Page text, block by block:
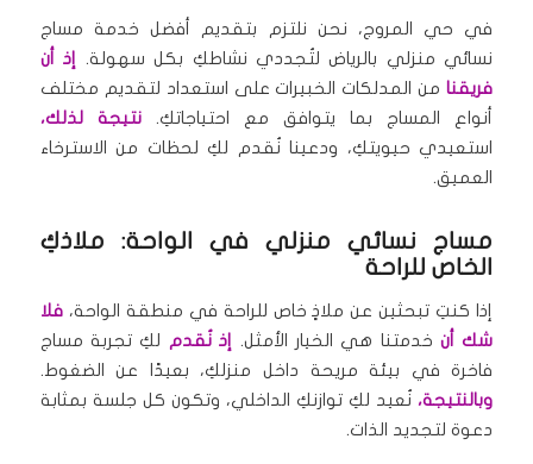
في حي المروج، نحن نلتزم بتقديم أفضل خدمة مساج
نسائي منزلي بالرياض لتُجددي نشاطكِ بكل سهولة.
إذ أن
فريقنامن المدلكات الخبيرات على استعداد لتقديم مختلف
أنواع المساج بما يتوافق مع احتياجاتكِ.نتيجة لذلك،
استعيدي حيويتكِ، ودعينا نُقدم لكِ لحظات من الاسترخاء
العميق.
مساج نسائي منزلي في الواحة: ملاذكِ
الخاص للراحة
إذا كنتِ تبحثين عن ملاذٍ خاص للراحة في منطقة الواحة،فلا
شك أنخدمتنا هي الخيار الأمثل. إذ نُقدم
لكِ تجربة مساج
فاخرة في بيئة مريحة داخل منزلكِ، بعيدًا عن الضغوط.
وبالنتيجة، نُعيد لكِ توازنكِ الداخلي، وتكون كل جلسة بمثابة
دعوة لتجديد الذات.